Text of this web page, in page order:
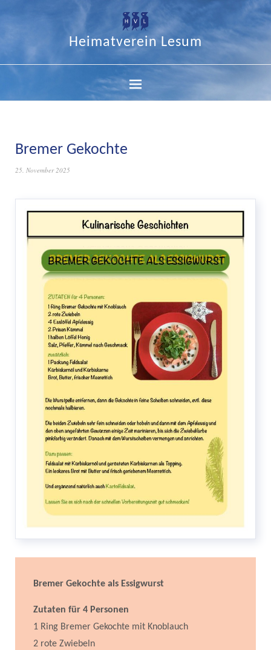
Heimatverein Lesum
Bremer Gekochte
25. November 2025
Bremer Gekochte als Essigwurst
Zutaten für 4 Personen
1 Ring Bremer Gekochte mit Knoblauch
2 rote Zwiebeln